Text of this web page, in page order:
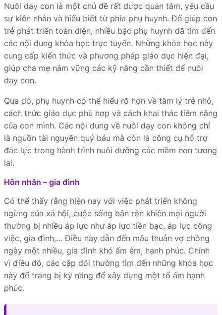
Nuôi dạy con là một chủ đề rất được quan tâm, yêu cầu
sự kiên nhẫn và hiểu biết từ phía phụ huynh. Để giúp con
trẻ phát triển toàn diện, nhiều bậc phụ huynh đã tìm đến
các nội dung khóa học trực tuyến. Những khóa học này
cung cấp kiến thức và phương pháp giáo dục hiện đại,
giúp cha mẹ nắm vững các kỹ năng cần thiết để nuôi
dạy con.
Qua đó, phụ huynh có thể hiểu rõ hơn về tâm lý trẻ nhỏ,
cách thức giáo dục phù hợp và cách khai thác tiềm năng
của con mình. Các nội dung về nuôi dạy con không chỉ
là nguồn tài nguyên quý báu mà còn là công cụ hỗ trợ
đắc lực trong hành trình nuôi dưỡng các mầm non tương
lai.
Hôn nhân – gia đình
Có thể thấy rằng hiện nay với việc phát triển không
ngừng của xã hội, cuộc sống bận rộn khiến mọi người
thường bị nhiều áp lực như áp lực tiền bạc, áp lực công
việc, gia đình,… Điều này dẫn đến mâu thuẫn vợ chồng
ngày một nhiều, gia đình khó ấm êm, hạnh phúc. Chính
vì điều đó, các cặp đôi thường tìm đến những khóa học
này để trang bị kỹ năng để xây dựng một tổ ấm hạnh
phúc.